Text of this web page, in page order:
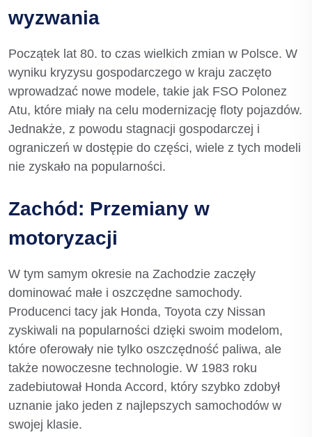
wyzwania
Początek lat 80. to czas wielkich zmian w Polsce. W
wyniku kryzysu gospodarczego w kraju zaczęto
wprowadzać nowe modele, takie jak FSO Polonez
Atu, które miały na celu modernizację floty pojazdów.
Jednakże, z powodu stagnacji gospodarczej i
ograniczeń w dostępie do części, wiele z tych modeli
nie zyskało na popularności.
Zachód: Przemiany w
motoryzacji
W tym samym okresie na Zachodzie zaczęły
dominować małe i oszczędne samochody.
Producenci tacy jak Honda, Toyota czy Nissan
zyskiwali na popularności dzięki swoim modelom,
które oferowały nie tylko oszczędność paliwa, ale
także nowoczesne technologie. W 1983 roku
zadebiutował Honda Accord, który szybko zdobył
uznanie jako jeden z najlepszych samochodów w
swojej klasie.